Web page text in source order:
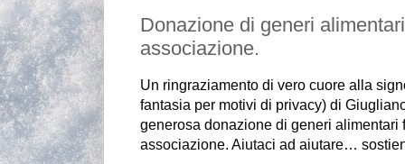
Donazione di generi
associazione.
Un ringraziamento di vero cuore alla
fantasia per motivi di privacy) di
generosa donazione
associazione. Aiutaci ad aiutare…